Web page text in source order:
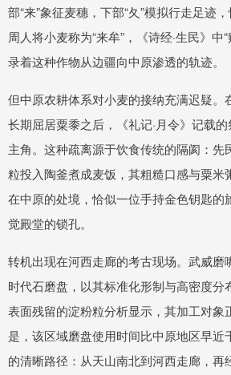
部“来”象征麦穗，下部“夂”模拟行走足迹
周人将小麦称为“来牟”，《诗经·生民》中
录着这种作物从边疆向中原渗透的轨迹。
但中原农耕体系对小麦的接纳充满迟疑。
长期屈居粟黍之后，《礼记·月令》记载
主角。这种疏离源于饮食传统的隔阂：先
粒投入陶釜煮成麦饭，其粗糙口感与粟米
在中原的处境，恰似一位手持金色钥匙的
觉殿堂的锁孔。
转机出现在河西走廊的考古现场。武威磨
时代石磨盘，以其标准化形制与高密度分
表面残留的淀粉粒分析显示，其加工对象
是，该区域磨盘使用时间比中原地区早近
的清晰路径：从天山南北到河西走廊，再